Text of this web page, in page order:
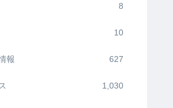
8
10
報 627
1,030